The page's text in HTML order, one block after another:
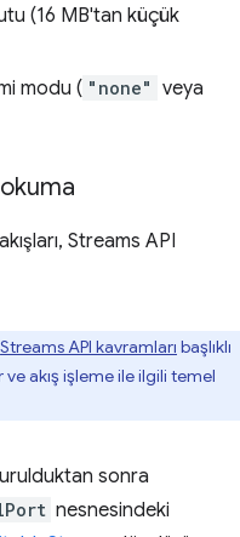
(16 MB'tan küçük
modu ( "none" veya
Streams API
Streams API kavramları başlıklı
akış işleme ile ilgili temel
sonra
nesnesindeki